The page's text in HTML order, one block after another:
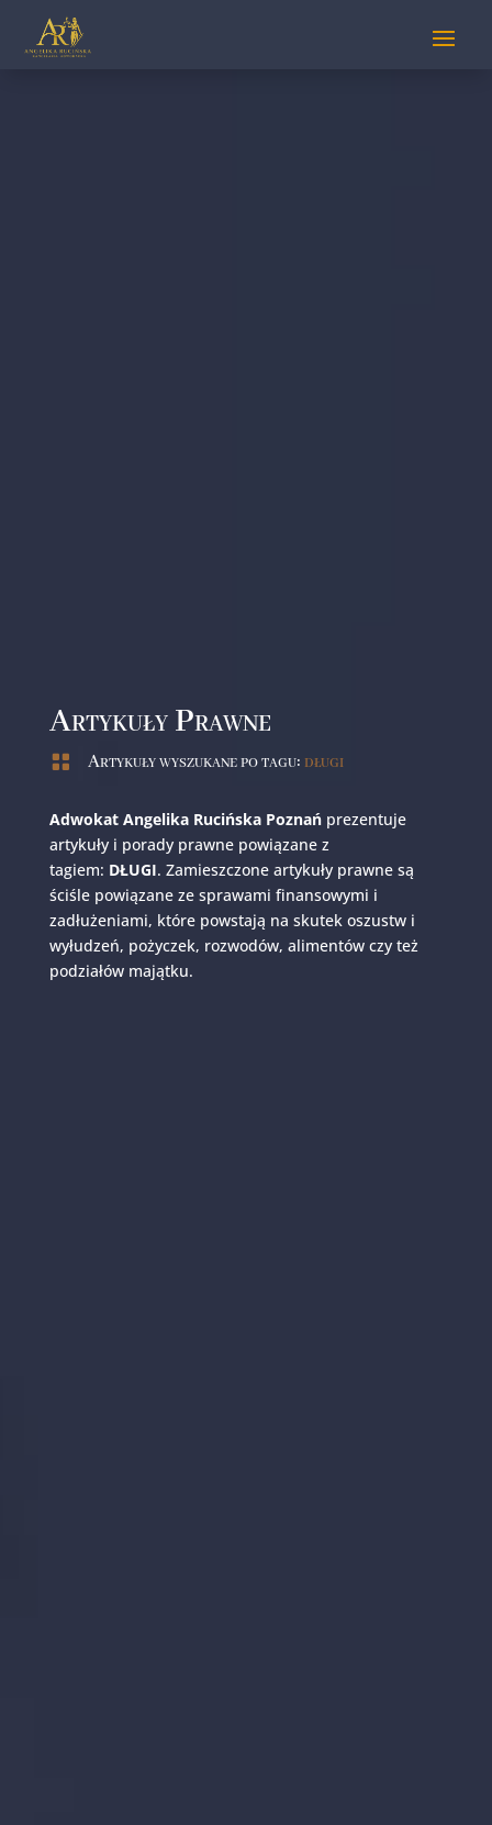
Artykuły Prawne
 Artykuły wyszukane po tagu: długi
Adwokat Angelika Rucińska Poznańprezentuje
artykuły i porady prawne powiązane z
tagiem: DŁUGI. Zamieszczone artykuły prawne są
ściśle powiązane ze sprawami finansowymi i
zadłużeniami, które powstają na skutek oszustw i
wyłudzeń, pożyczek, rozwodów, alimentów czy też
podziałów majątku.